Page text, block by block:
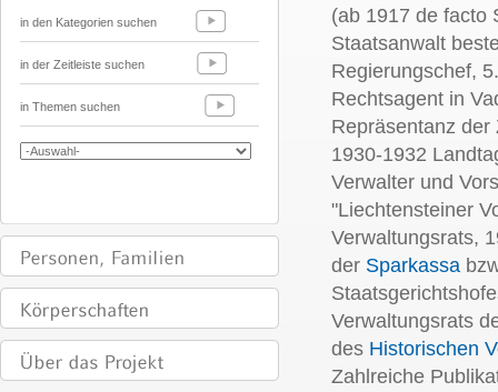
in den Kategorien suchen
in der Zeitleiste suchen
in Themen suchen
(ab 1917 de facto
Staatsanwalt
Regierungschef,
Rechtsagent in
Repräsentanz der
1930-1932
Verwalter und
"Liechtensteiner
Verwaltungsrats,
der Sparkassa
Verwaltungsrats
des Historischen
Zahlreiche